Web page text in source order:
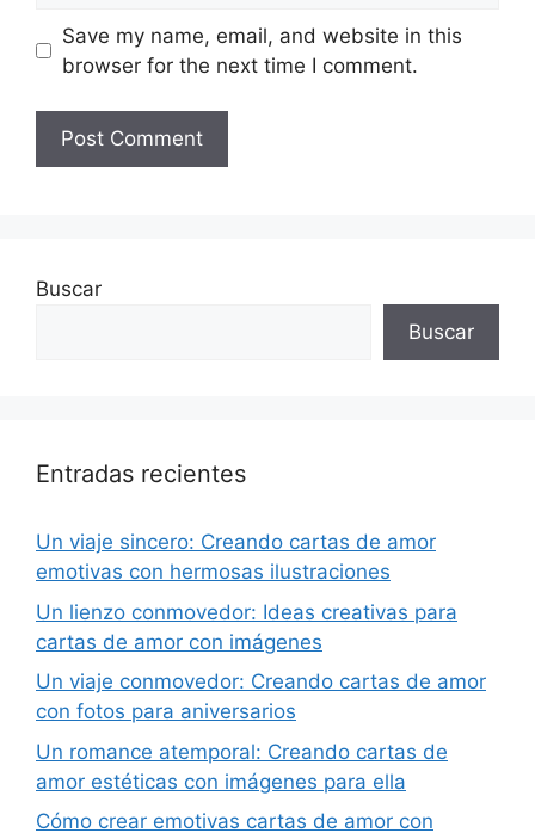
Save my name, email, and website in this
browser for the next time I comment.
Buscar
Buscar
Entradas recientes
Un viaje sincero: Creando cartas de amor
emotivas con hermosas ilustraciones
Un lienzo conmovedor: Ideas creativas para
cartas de amor con imágenes
Un viaje conmovedor: Creando cartas de amor
con fotos para aniversarios
Un romance atemporal: Creando cartas de
amor estéticas con imágenes para ella
Cómo crear emotivas cartas de amor con